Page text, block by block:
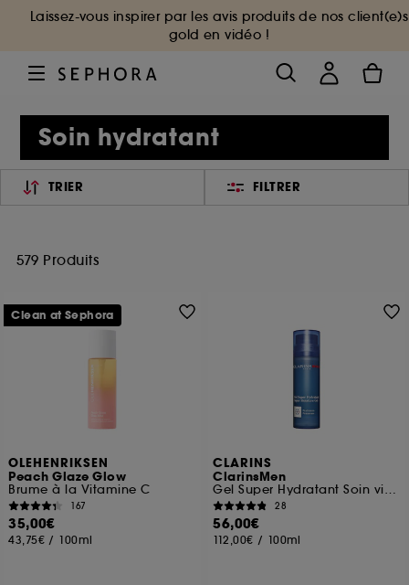
Laissez-vous inspirer par les avis produits de nos client(e)s
gold en vidéo !
Soin hydratant
TRIER FILTRER
579 Produits
OLEHENRIKSEN
Peach Glaze Glow
Brume à la Vitamine C
167
35,00€
43,75€ / 100ml
Clean at Sephora
CLARINS
ClarinsMen
Gel Super Hydratant Soin visage
28
56,00€
112,00€ / 100ml